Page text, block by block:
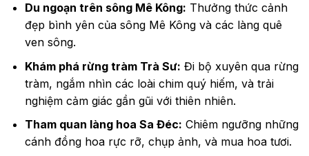
Du ngoạn trên sông Mê Kông: Thưởng thức cảnh
đẹp bình yên của sông Mê Kông và các làng quê
ven sông.
Khám phá rừng tràm Trà Sư: Đi bộ xuyên qua rừng
tràm, ngắm nhìn các loài chim quý hiếm, và trải
nghiệm cảm giác gần gũi với thiên nhiên.
Tham quan làng hoa Sa Đéc: Chiêm ngưỡng những
cánh đồng hoa rực rỡ, chụp ảnh, và mua hoa tươi.